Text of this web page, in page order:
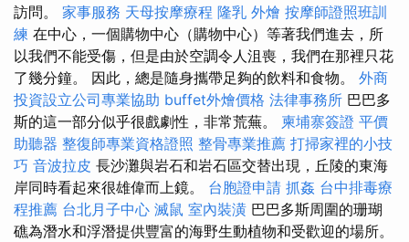
訪問。 家事服務 天母按摩療程 隆乳 外燴 按摩師證照班訓
練 在中心，一個購物中心（購物中心）等著我們進去，所
以我們不能受傷，但是由於空調令人沮喪，我們在那裡只花
了幾分鐘。 因此，總是隨身攜帶足夠的飲料和食物。 外商
投資設立公司專業協助 buffet外燴價格 法律事務所 巴巴多
斯的這一部分似乎很戲劇性，非常荒蕪。 柬埔寨簽證 平價
助聽器 整復師專業資格證照 整骨專業推薦 打掃家裡的小技
巧 音波拉皮 長沙灘與岩石和岩石區交替出現，丘陵的東海
岸同時看起來很雄偉而上鏡。 台胞證申請 抓姦 台中排毒療
程推薦 台北月子中心 滅鼠 室內裝潢 巴巴多斯周圍的珊瑚
礁為潛水和浮潛提供豐富的海野生動植物和受歡迎的場所。